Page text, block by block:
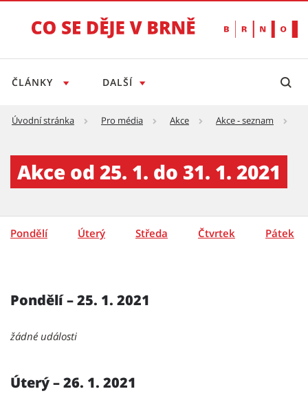
ČLÁNKY DALŠÍ
Úvodní stránka Pro média Akce Akce - seznam
Akce od 25. 1. do 31. 1. 2021
Pondělí Úterý Středa Čtvrtek Pátek
Pondělí – 25. 1. 2021
žádné události
Úterý – 26. 1. 2021